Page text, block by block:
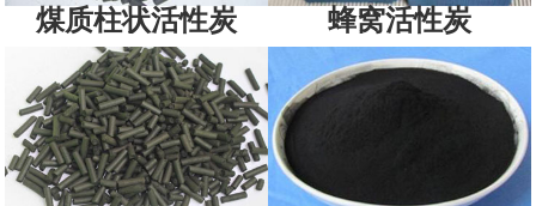
煤质柱状活性炭 蜂窝活性炭